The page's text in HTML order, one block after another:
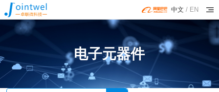
中文 / EN
电子元器件